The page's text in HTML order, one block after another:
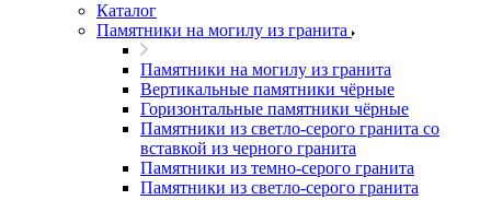
Каталог
Памятники на могилу из гранита
Памятники на могилу из гранита
Вертикальные памятники чёрные
Горизонтальные памятники чёрные
Памятники из светло-серого гранита со
вставкой из черного гранита
Памятники из темно-серого гранита
Памятники из светло-серого гранита